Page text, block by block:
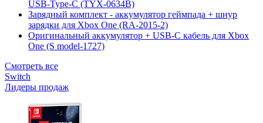
USB-Type-C (TYX-0634B)
Зарядный комплект - аккумулятор геймпада + шнур
зарядки для Xbox One (RA-2015-2)
Оригинальный аккумулятор + USB-C кабель для Xbox
One (S model-1727)
Смотреть все
Switch
Лидеры продаж